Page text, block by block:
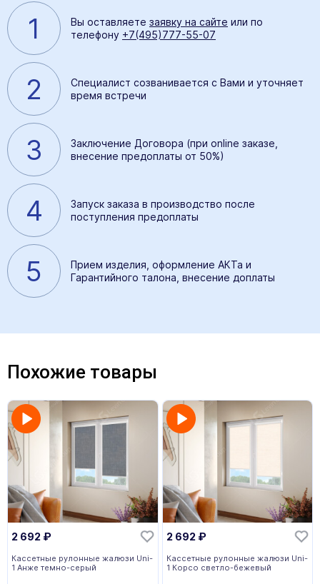
1 Вы оставляете заявку на сайте или по
телефону +7(495)777-55-07
2
Специалист созванивается с Вами и уточняет
время встречи
3
Заключение Договора (при online заказе,
внесение предоплаты от 50%)
4
Запуск заказа в производство после
поступления предоплаты
5
Прием изделия, оформление АКТа и
Гарантийного талона, внесение доплаты
Похожие товары
2 692 ₽
Кассетные рулонные жалюзи Uni-
1 Анже темно-серый
2 692 ₽
Кассетные рулонные жалюзи Uni-
1 Корсо светло-бежевый